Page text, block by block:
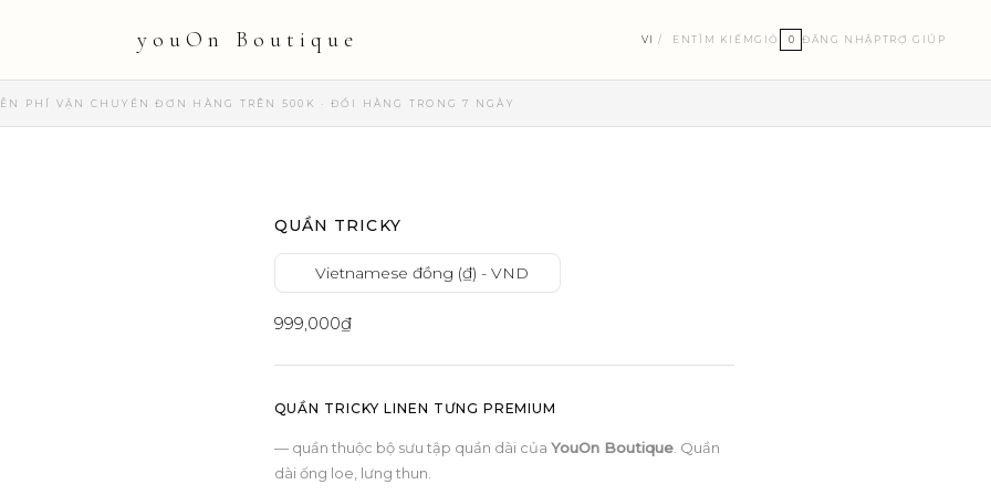
youOn Boutique VI ENTÌM KIẾMGIỎ 0 ĐĂNG NHẬPTRỢ GIÚP
PHÍ VẬN CHUYỂN ĐƠN HÀNG TRÊN 500K · ĐỔI HÀNG TRONG 7 NGÀY
QUẦN TRICKY
Vietnamese đồng (₫) - VND
999,000₫
QUẦN TRICKY LINEN TƯNG PREMIUM
— quần thuộc bộ sưu tập quần dài của YouOn Boutique. Quần
dài ống loe, lưng thun.